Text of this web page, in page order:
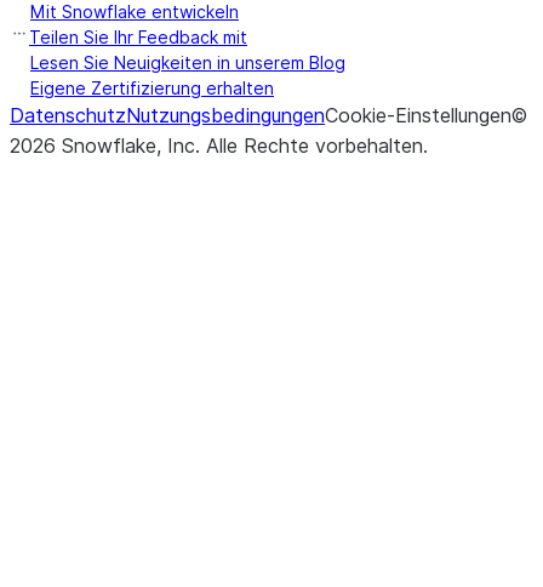
Mit Snowflake entwickeln
Teilen Sie Ihr Feedback mit
Lesen Sie Neuigkeiten in unserem Blog
Eigene Zertifizierung erhalten
DatenschutzNutzungsbedingungenCookie-Einstellungen©
2026 Snowflake, Inc. Alle Rechte vorbehalten.